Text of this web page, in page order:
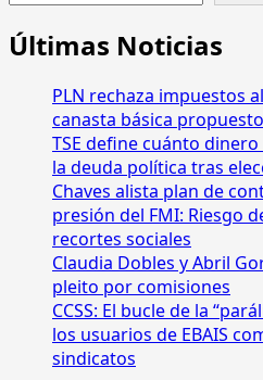
Últimas Noticias
PLN rechaza impuestos
canasta básica
TSE define cuánto
la deuda política tras
Chaves alista plan de
presión del FMI: Riesgo
recortes sociales
Claudia Dobles y Abril
pleito por comisiones
CCSS: El bucle de la
los usuarios de EBAIS
sindicatos